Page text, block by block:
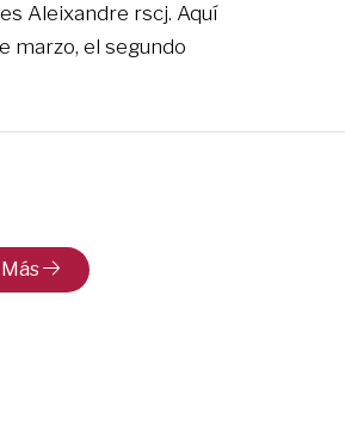
Aleixandre rscj. Aquí
marzo, el segundo
Más